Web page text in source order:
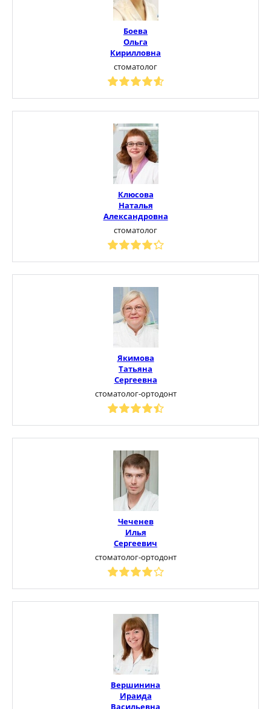
Боева
Ольга
Кирилловна
стоматолог
Клюсова
Наталья
Александровна
стоматолог
Якимова
Татьяна
Сергеевна
стоматолог-ортодонт
Чеченев
Илья
Сергеевич
стоматолог-ортодонт
Вершинина
Ираида
Васильевна